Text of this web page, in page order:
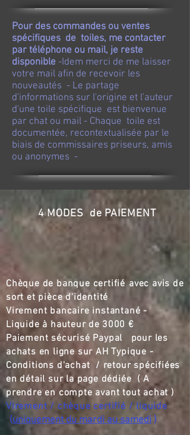
Pour des commandes ou ventes
spécifiques de toiles, me contacter
par téléphone ou mail, je reste
disponible -Idem merci de me laisser
votre mail afin de recevoir les
nouveautés - Le partage
d'informations sur l'origine et l'auteur
d'une toile spécifique est bienvenue
par chat ou mail - Chaque toile est
documentée, recontextualisée par le
biais de commissaires priseurs, amis
ou anonymes -
4 MODES de PAIEMENT
Chèque de banque certifié,,avec avis de
sort et pièce d'identité
Virement bancaire instantané -
Liquide à hauteur de 3000 €
Paiement sécurisé Paypal pour les
achats en ligne sur AH Typique -
Conditions d'achat / retour spécifiées
en détail sur la page dédiée ( A
prendre en compte avant tout achat )
Virement / chèque certifié / liquide
(uniquement du mardi au samedi )